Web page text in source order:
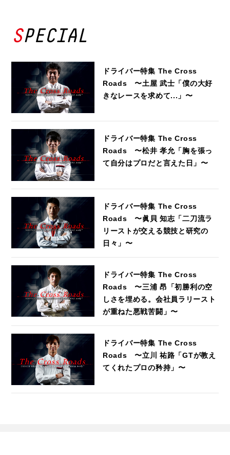
SPECIAL
ドライバー特集 The Cross
Roads 〜土屋 武士「僕の大好
きなレースを求めて...」〜
ドライバー特集 The Cross
Roads 〜松井 孝允「胸を張っ
て自分はプロだと言えた日」〜
ドライバー特集 The Cross
Roads 〜眞貝 知志「二刀流ラ
リーストが交える競技と研究の
日々」〜
ドライバー特集 The Cross
Roads 〜三浦 昂「初勝利の空
しさを埋める。会社員ラリースト
が重ねた悪戦苦闘」〜
ドライバー特集 The Cross
Roads 〜立川 祐路「GTが教え
てくれたプロの矜持」〜